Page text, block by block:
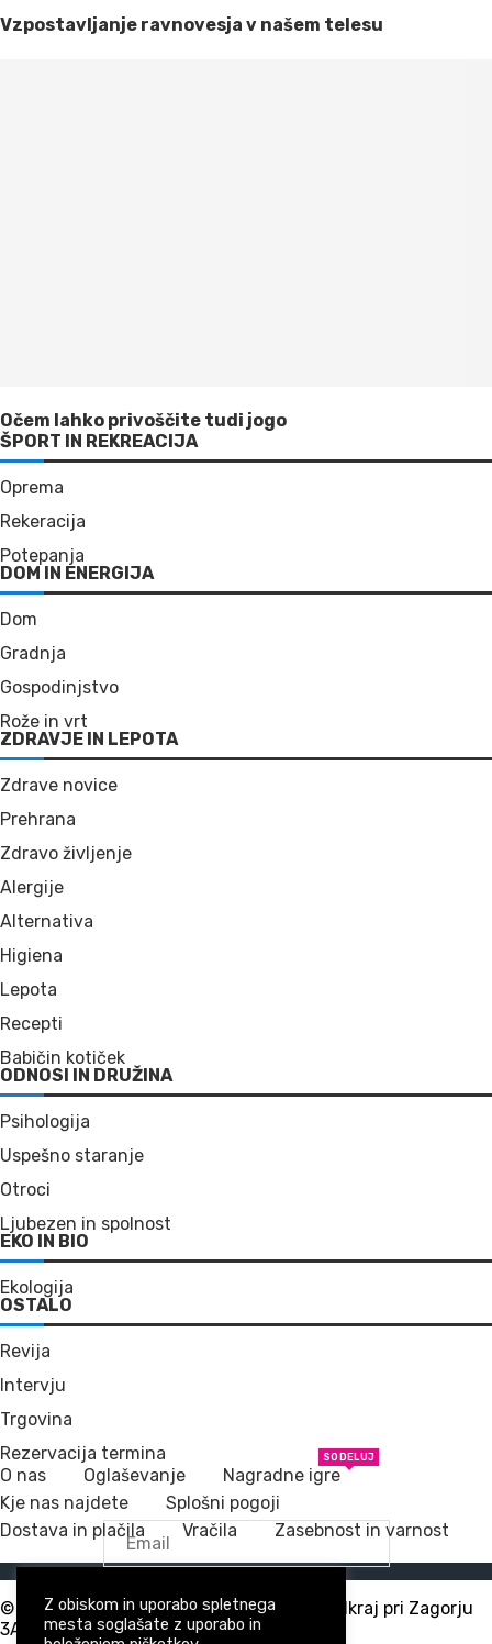
Vzpostavljanje ravnovesja v našem telesu
Očem lahko privoščite tudi jogo
ŠPORT IN REKREACIJA
Oprema
Rekeracija
Potepanja
DOM IN ENERGIJA
Dom
Gradnja
Gospodinjstvo
Rože in vrt
ZDRAVJE IN LEPOTA
Zdrave novice
Prehrana
Zdravo življenje
Alergije
Alternativa
Higiena
Lepota
Recepti
Babičin kotiček
ODNOSI IN DRUŽINA
Psihologija
Uspešno staranje
Otroci
Ljubezen in spolnost
EKO IN BIO
Ekologija
OSTALO
Revija
Intervju
Trgovina
Rezervacija termina
O nas
Oglaševanje Nagradne igre
SODELUJ
Kje nas najdete
Splošni pogoji
Dostava in plačila
Vračila Zasebnost in varnost
PRIJAVA NA NOVICE
© Vse pravice pridržane | Tridea d.o.o., Podkraj pri Zagorju
3A, 1410 Zagorje ob Savi
Z obiskom in uporabo spletnega
mesta soglašate z uporabo in